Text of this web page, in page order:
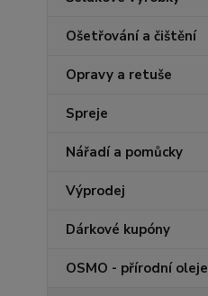
Ošetřování a čištění
Opravy a retuše
Spreje
Nářadí a pomůcky
Výprodej
Dárkové kupóny
OSMO - přírodní oleje